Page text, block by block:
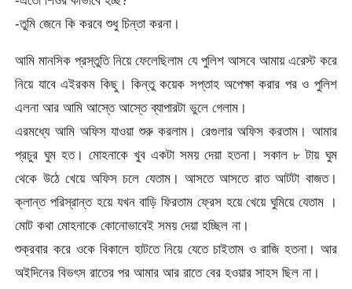
-তুমি জেনে কি করবে শুধু চিন্তা করনা।
আমি মানসিক প্রস্তুতি নিয়ে ফেলেছিলাম যে পুলিশ আসবে আমায় এরেস্ট করে
নিয়ে যাবে এইরকম কিছু। কিন্তু কয়েক সপ্তাহ অপেক্ষা করার পর ও পুলিশ
এলনা আর আমি আস্তে আস্তে ব্যাপারটা ভুলে গেলাম।
এরমধ্যে আমি অফিস যাওয়া শুরু করলাম। রেগুলার অফিস করতাম। আমার
প্রচুর ঘুম হত। মোহনাকে খুব একটা সময় দেয়া হতনা। সকাল ৮ টায় ঘুম
থেকে উঠে খেয়ে অফিস চলে যেতাম। আসতে আসতে রাত আটটা বাজত।
ক্লান্ত পরিস্রান্ত হয়ে যখন বাড়ি ফিরতাম ফ্রেস হয়ে খেয়ে ঘুমিয়ে যেতাম ।
মোট কথা মোহনাকে কোনোভাবেই সময় দেয়া হচ্ছিল না।
শুক্রবার করে ওকে বিকালে হাটতে নিয়ে যেতে চাইতাম ও রাজি হতনা। আর
অইদিনের বিভৎস রাতের পর আমার আর রাতে বের হওয়ার সাহস ছিল না।